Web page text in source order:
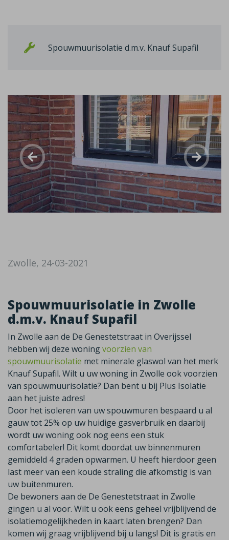
Spouwmuurisolatie d.m.v. Knauf Supafil
Zwolle, 24-03-2021
Spouwmuurisolatie in Zwolle
d.m.v. Knauf Supafil
In Zwolle aan de De Genestetstraat in Overijssel
hebben wij deze woningvoorzien van
spouwmuurisolatie met minerale glaswol van het merk
Knauf Supafil. Wilt u uw woning in Zwolle ook voorzien
van spouwmuurisolatie? Dan bent u bij Plus Isolatie
aan het juiste adres!
Door het isoleren van uw spouwmuren bespaard u al
gauw tot 25% op uw huidige gasverbruik en daarbij
wordt uw woning ook nog eens een stuk
comfortabeler! Dit komt doordat uw binnenmuren
gemiddeld 4 graden opwarmen. U heeft hierdoor geen
last meer van een koude straling die afkomstig is van
uw buitenmuren.
De bewoners aan de De Genestetstraat in Zwolle
gingen u al voor. Wilt u ook eens geheel vrijblijvend de
isolatiemogelijkheden in kaart laten brengen? Dan
komen wij graag vrijblijvend bij u langs! Dit is gratis en